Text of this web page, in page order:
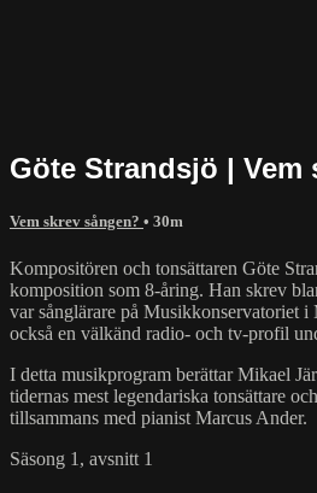
Göte Strandsjö | Vem
Vem skrev sången? • 30m
Kompositören och tonsättaren Göte
komposition som 8-åring. Han skrev
var sånglärare på Musikkonservatoriet
också en välkänd radio- och tv-profil
I detta musikprogram berättar Mikael
tidernas mest legendariska tonsättare
tillsammans med ⁣pianist Marcus Ander.
Säsong 1, avsnitt 1